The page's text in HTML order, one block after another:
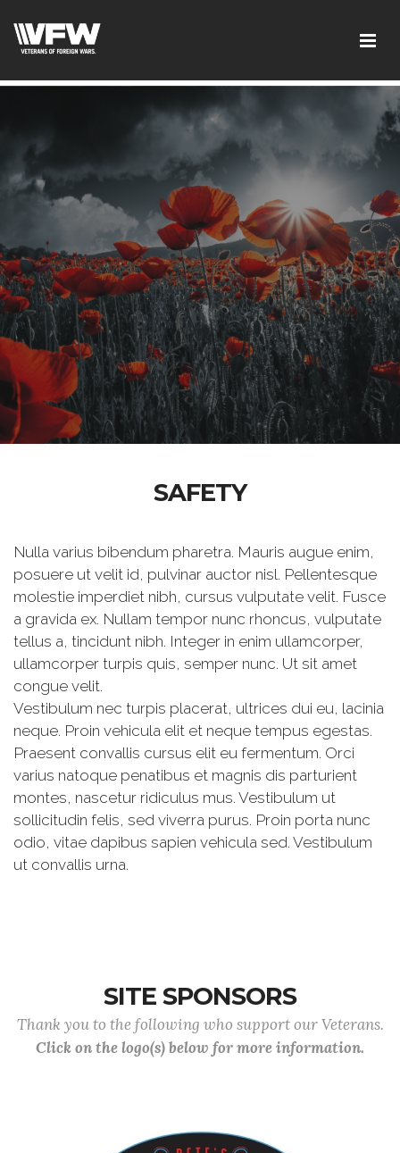
SAFETY
Nulla varius bibendum pharetra. Mauris augue enim,
posuere ut velit id, pulvinar auctor nisl. Pellentesque
molestie imperdiet nibh, cursus vulputate velit. Fusce
a gravida ex. Nullam tempor nunc rhoncus, vulputate
tellus a, tincidunt nibh. Integer in enim ullamcorper,
ullamcorper turpis quis, semper nunc. Ut sit amet
congue velit.
Vestibulum nec turpis placerat, ultrices dui eu, lacinia
neque. Proin vehicula elit et neque tempus egestas.
Praesent convallis cursus elit eu fermentum. Orci
varius natoque penatibus et magnis dis parturient
montes, nascetur ridiculus mus. Vestibulum ut
sollicitudin felis, sed viverra purus. Proin porta nunc
odio, vitae dapibus sapien vehicula sed. Vestibulum
ut convallis urna.
SITE SPONSORS
Thank you to the following who support our Veterans.
Click on the logo(s) below for more information.